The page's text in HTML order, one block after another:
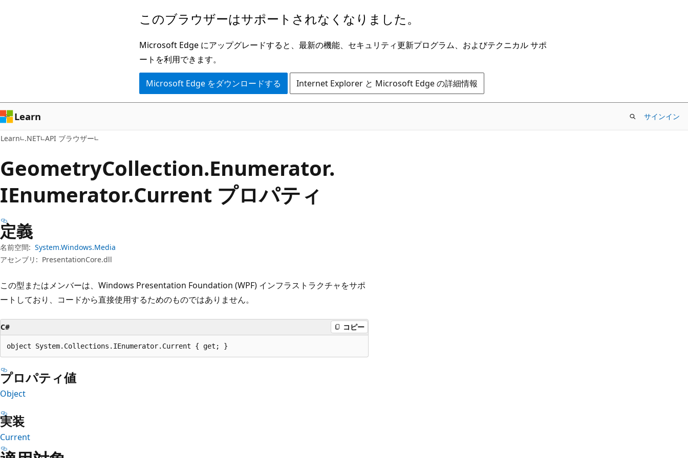
ン
ツ
に
ス
ッ
プ
ゲ
ー
シ
ョ
に
ス
キ
プ
このブラウザーはサポートされなくなりました。
Microsoft Edge にアップグレードすると、最新の機能、セキュリティ更新プログラム、およびテクニカル サポ
ートを利用できます。
Microsoft Edge をダウンロードする Internet Explorer と Microsoft Edge の詳細情報
Learn サインイン
Learn .NET API ブラウザー
GeometryCollection.Enumerator.
IEnumerator.Current プロパティ
定義
名前空間: System.Windows.Media
アセンブリ: PresentationCore.dll
この型またはメンバーは、Windows Presentation Foundation (WPF) インフラストラクチャをサポ
ートしており、コードから直接使用するためのものではありません。
C# コピー
object System.Collections.IEnumerator.Current { get; }
プロパティ値
Object
実装
Current